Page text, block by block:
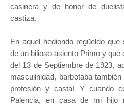
casinera y de honor de
castiza.
En aquel hediondo regüeldo
de un bilioso asiento Primo y
del 13 de Septiembre de 1923,
masculinidad, barbotaba
profesión y casta! Y cuando
Palencia, en casa de mi hijo